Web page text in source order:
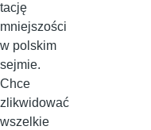
tację
mniejszości
w polskim
sejmie.
Chce
zlikwidować
wszelkie